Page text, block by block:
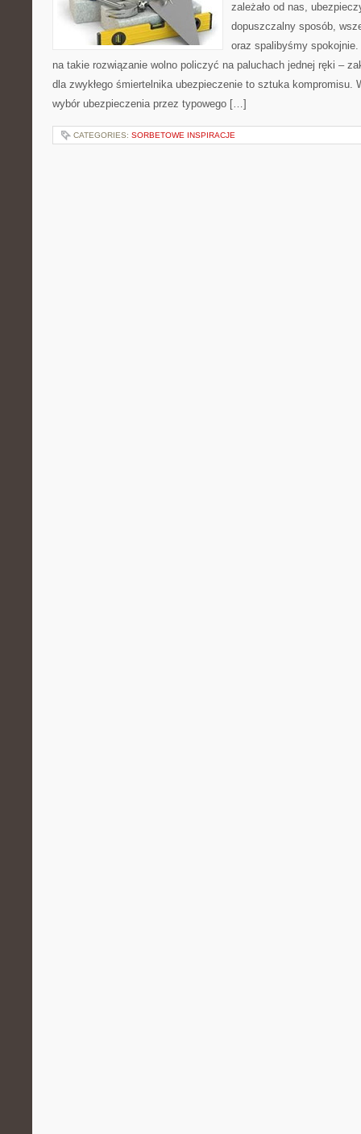
zależało od nas,
dopuszczalny sposób,
oraz spalibyśmy
na takie rozwiązanie wolno policzyć na paluchach jednej ręki –
dla zwykłego śmiertelnika ubezpieczenie to sztuka kompromisu.
wybór ubezpieczenia przez typowego […]
CATEGORIES: SORBETOWE INSPIRACJE